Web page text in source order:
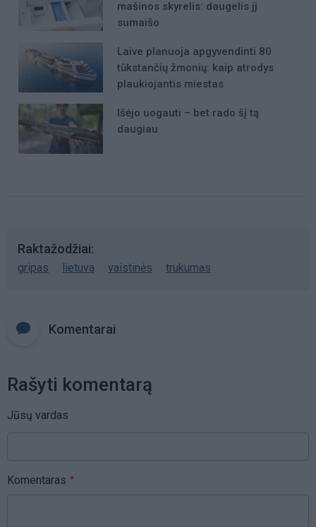
mašinos skyrelis: daugelis jį
sumaišo
Laive planuoja apgyvendinti 80
tūkstančių žmonių: kaip atrodys
plaukiojantis miestas
Išėjo uogauti – bet rado šį tą
daugiau
Raktažodžiai
gripas lietuva vaistinės trukumas
Komentarai
Rašyti komentarą
Jūsų vardas
Komentaras